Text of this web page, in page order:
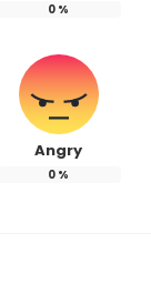
0 %
Angry
0 %